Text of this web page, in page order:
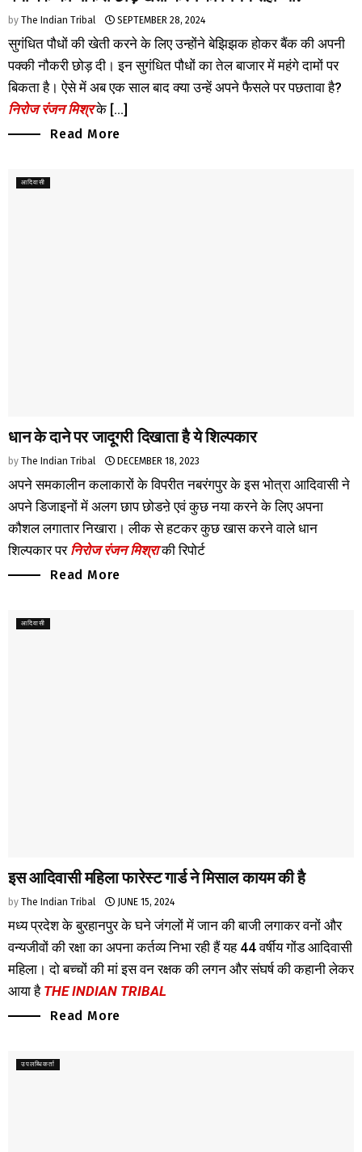
by The Indian Tribal SEPTEMBER 28, 2024
सुगंधित पौधों की खेती करने के लिए उन्होंने बेझिझक होकर बैंक की अपनी
पक्की नौकरी छोड़ दी। इन सुगंधित पौधों का तेल बाजार में महंगे दामों पर
बिकता है। ऐसे में अब एक साल बाद क्या उन्हें अपने फैसले पर पछतावा है?
निरोज रंजन मिश्रके [...]
Read More
आदिवासी
धान के दाने पर जादूगरी दिखाता है ये शिल्पकार
by The Indian Tribal DECEMBER 18, 2023
अपने समकालीन कलाकारों के विपरीत नबरंगपुर के इस भोत्रा आदिवासी ने
अपने डिजाइनों में अलग छाप छोडऩे एवं कुछ नया करने के लिए अपना
कौशल लगातार निखारा। लीक से हटकर कुछ खास करने वाले धान
शिल्पकार पर निरोज रंजन मिश्राकी रिपोर्ट
Read More
आदिवासी
इस आदिवासी महिला फारेस्ट गार्ड ने मिसाल कायम की है
by The Indian Tribal JUNE 15, 2024
मध्य प्रदेश के बुरहानपुर के घने जंगलों में जान की बाजी लगाकर वनों और
वन्यजीवों की रक्षा का अपना कर्तव्य निभा रही हैं यह 44 वर्षीय गोंड आदिवासी
महिला। दो बच्चों की मां इस वन रक्षक की लगन और संघर्ष की कहानी लेकर
आया है THE INDIAN TRIBAL
Read More
उपलब्धिकर्ता